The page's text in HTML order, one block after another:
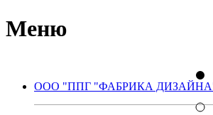
Меню
ООО "ППГ "ФАБРИКА